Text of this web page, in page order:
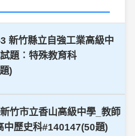
新竹縣立自強工業高級中
題︰特殊教育科
)
竹市立香山高級中學_教師
中歷史科#140147(50題)